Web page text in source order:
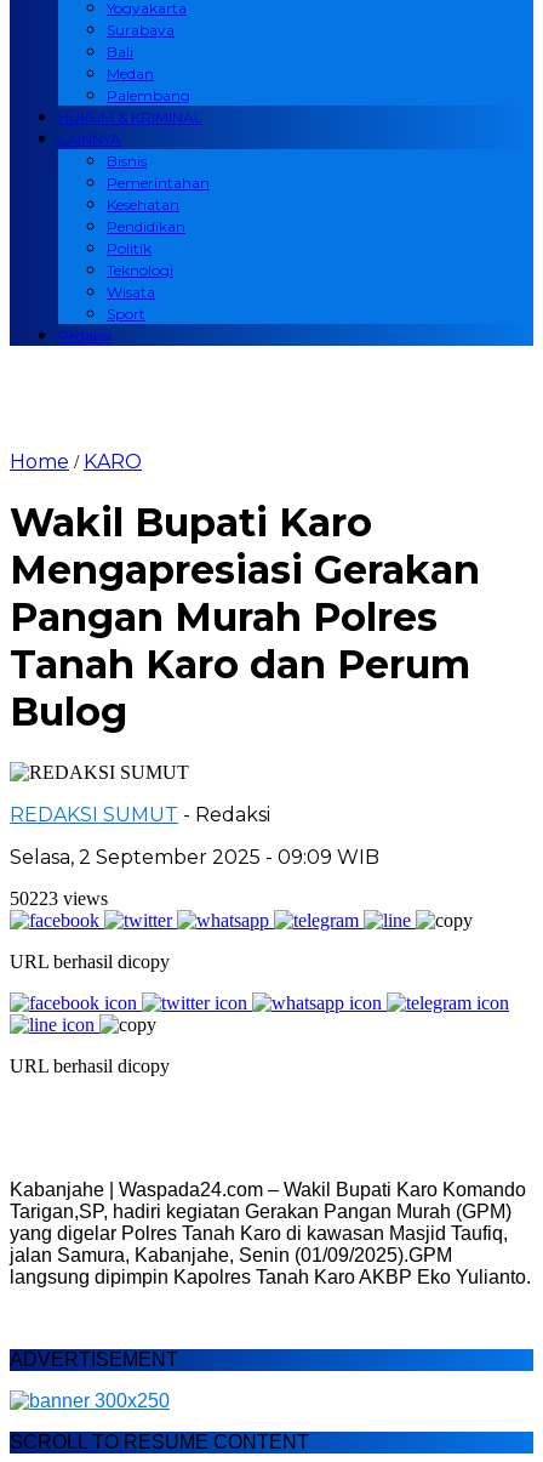
Yogyakarta
Surabaya
Bali
Medan
Palembang
HUKUM & KRIMINAL
LAINNYA
Bisnis
Pemerintahan
Kesehatan
Pendidikan
Politik
Teknologi
Wisata
Sport
Redaksi
Home / KARO
Wakil Bupati Karo
Mengapresiasi Gerakan
Pangan Murah Polres
Tanah Karo dan Perum
Bulog
REDAKSI SUMUT - Redaksi
Selasa, 2 September 2025 - 09:09 WIB
50223 views
URL berhasil dicopy
URL berhasil dicopy
Kabanjahe | Waspada24.com – Wakil Bupati Karo Komando
Tarigan,SP, hadiri kegiatan Gerakan Pangan Murah (GPM)
yang digelar Polres Tanah Karo di kawasan Masjid Taufiq,
jalan Samura, Kabanjahe, Senin (01/09/2025).GPM
langsung dipimpin Kapolres Tanah Karo AKBP Eko Yulianto.
ADVERTISEMENT
SCROLL TO RESUME CONTENT